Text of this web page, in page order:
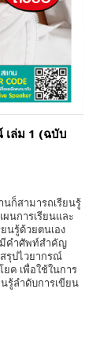
เล่ม 1 (ฉบับ
ก็สามารถเรียนรู้
นการเรียนและ
นรู้ด้วยตนเอง
มีคำศัพท์สำคัญ
รุปไวยากรณ์
ค เพื่อใช้ในการ
รู้ลำดับการเขียน